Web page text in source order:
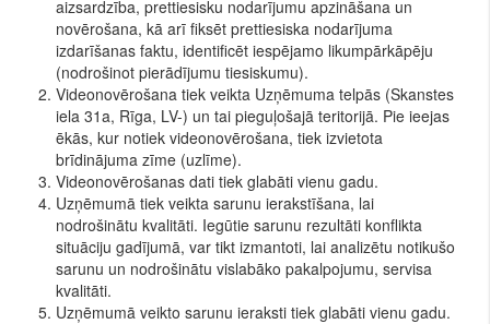
aizsardzība, prettiesisku nodarījumu apzināšana un
novērošana, kā arī fiksēt prettiesiska nodarījuma
izdarīšanas faktu, identificēt iespējamo likumpārkāpēju
(nodrošinot pierādījumu tiesiskumu).
Videonovērošana tiek veikta Uzņēmuma telpās (Skanstes
iela 31a, Rīga, LV-) un tai pieguļošajā teritorijā. Pie ieejas
ēkās, kur notiek videonovērošana, tiek izvietota
brīdinājuma zīme (uzlīme).
Videonovērošanas dati tiek glabāti vienu gadu.
Uzņēmumā tiek veikta sarunu ierakstīšana, lai
nodrošinātu kvalitāti. Iegūtie sarunu rezultāti konflikta
situāciju gadījumā, var tikt izmantoti, lai analizētu notikušo
sarunu un nodrošinātu vislabāko pakalpojumu, servisa
kvalitāti.
Uzņēmumā veikto sarunu ieraksti tiek glabāti vienu gadu.